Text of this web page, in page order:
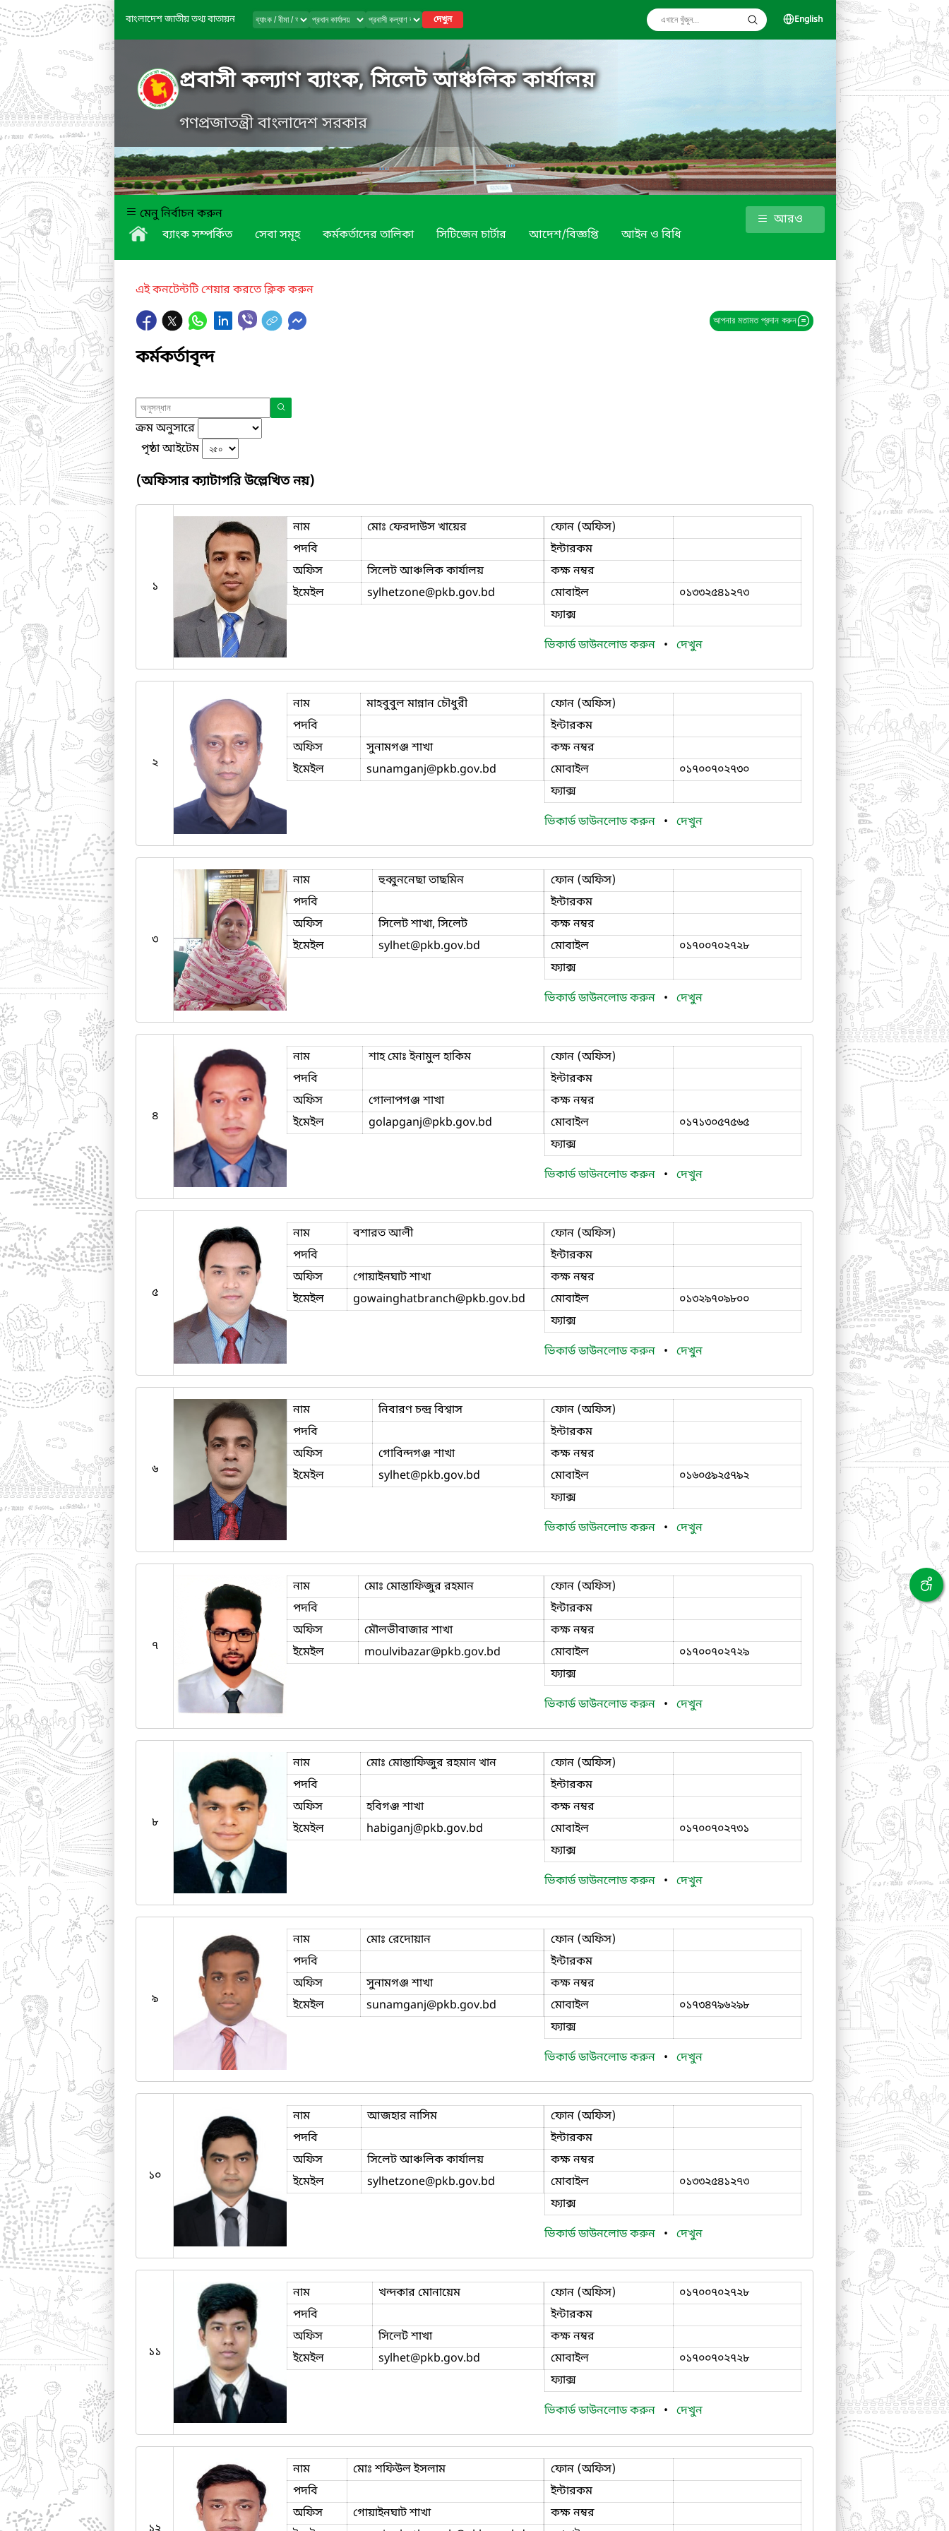
বাংলাদেশ জাতীয় তথ্য বাতায়ন দেখুন English
প্রবাসী কল্যাণ ব্যাংক, সিলেট আঞ্চলিক কার্যালয়
গণপ্রজাতন্ত্রী বাংলাদেশ সরকার
মেনু নির্বাচন করুন
ব্যাংক সম্পর্কিত
সেবা সমূহ কর্মকর্তাদের তালিকা সিটিজেন চার্টার আদেশ/বিজ্ঞপ্তি আইন ও বিধি
আরও
এই কনটেন্টটি শেয়ার করতে ক্লিক করুন
আপনার মতামত প্রদান করুন
কর্মকর্তাবৃন্দ
ক্রম অনুসারে
পৃষ্ঠা আইটেম
(অফিসার ক্যাটাগরি উল্লেখিত নয়)
১
নাম
মোঃ ফেরদাউস খায়ের
পদবি
অফিস
সিলেট আঞ্চলিক কার্যালয়
ইমেইল
sylhetzone@pkb.gov.bd
ফোন (অফিস)
ইন্টারকম
কক্ষ নম্বর
মোবাইল
০১৩৩২৫৪১২৭৩
ফ্যাক্স
ভিকার্ড ডাউনলোড করুন • দেখুন
২
নাম
মাহবুবুল মান্নান চৌধুরী
পদবি
অফিস
সুনামগঞ্জ শাখা
ইমেইল
sunamganj@pkb.gov.bd
ফোন (অফিস)
ইন্টারকম
কক্ষ নম্বর
মোবাইল
০১৭০০৭০২৭৩০
ফ্যাক্স
ভিকার্ড ডাউনলোড করুন • দেখুন
৩
নাম
হুব্বুননেছা তাছমিন
পদবি
অফিস
সিলেট শাখা, সিলেট
ইমেইল
sylhet@pkb.gov.bd
ফোন (অফিস)
ইন্টারকম
কক্ষ নম্বর
মোবাইল
০১৭০০৭০২৭২৮
ফ্যাক্স
ভিকার্ড ডাউনলোড করুন • দেখুন
৪
নাম
শাহ মোঃ ইনামুল হাকিম
পদবি
অফিস
গোলাপগঞ্জ শাখা
ইমেইল
golapganj@pkb.gov.bd
ফোন (অফিস)
ইন্টারকম
কক্ষ নম্বর
মোবাইল
০১৭১৩০৫৭৫৬৫
ফ্যাক্স
ভিকার্ড ডাউনলোড করুন • দেখুন
৫
নাম
বশারত আলী
পদবি
অফিস
গোয়াইনঘাট শাখা
ইমেইল
gowainghatbranch@pkb.gov.bd
ফোন (অফিস)
ইন্টারকম
কক্ষ নম্বর
মোবাইল
০১৩২৯৭০৯৮০০
ফ্যাক্স
ভিকার্ড ডাউনলোড করুন • দেখুন
৬
নাম
নিবারণ চন্দ্র বিশ্বাস
পদবি
অফিস
গোবিন্দগঞ্জ শাখা
ইমেইল
sylhet@pkb.gov.bd
ফোন (অফিস)
ইন্টারকম
কক্ষ নম্বর
মোবাইল
০১৬০৫৯২৫৭৯২
ফ্যাক্স
ভিকার্ড ডাউনলোড করুন • দেখুন
৭
নাম
মোঃ মোস্তাফিজুর রহমান
পদবি
অফিস
মৌলভীবাজার শাখা
ইমেইল
moulvibazar@pkb.gov.bd
ফোন (অফিস)
ইন্টারকম
কক্ষ নম্বর
মোবাইল
০১৭০০৭০২৭২৯
ফ্যাক্স
ভিকার্ড ডাউনলোড করুন • দেখুন
৮
নাম
মোঃ মোস্তাফিজুর রহমান খান
পদবি
অফিস
হবিগঞ্জ শাখা
ইমেইল
habiganj@pkb.gov.bd
ফোন (অফিস)
ইন্টারকম
কক্ষ নম্বর
মোবাইল
০১৭০০৭০২৭৩১
ফ্যাক্স
ভিকার্ড ডাউনলোড করুন • দেখুন
৯
নাম
মোঃ রেদোয়ান
পদবি
অফিস
সুনামগঞ্জ শাখা
ইমেইল
sunamganj@pkb.gov.bd
ফোন (অফিস)
ইন্টারকম
কক্ষ নম্বর
মোবাইল
০১৭৩৪৭৯৬২৯৮
ফ্যাক্স
ভিকার্ড ডাউনলোড করুন • দেখুন
১০
নাম
আজহার নাসিম
পদবি
অফিস
সিলেট আঞ্চলিক কার্যালয়
ইমেইল
sylhetzone@pkb.gov.bd
ফোন (অফিস)
ইন্টারকম
কক্ষ নম্বর
মোবাইল
০১৩৩২৫৪১২৭৩
ফ্যাক্স
ভিকার্ড ডাউনলোড করুন • দেখুন
১১
নাম
খন্দকার মোনায়েম
পদবি
অফিস
সিলেট শাখা
ইমেইল
sylhet@pkb.gov.bd
ফোন (অফিস)
০১৭০০৭০২৭২৮
ইন্টারকম
কক্ষ নম্বর
মোবাইল
০১৭০০৭০২৭২৮
ফ্যাক্স
ভিকার্ড ডাউনলোড করুন • দেখুন
নাম
মোঃ শফিউল ইসলাম
পদবি
অফিস
গোয়াইনঘাট শাখা
ফোন (অফিস)
ইন্টারকম
কক্ষ নম্বর